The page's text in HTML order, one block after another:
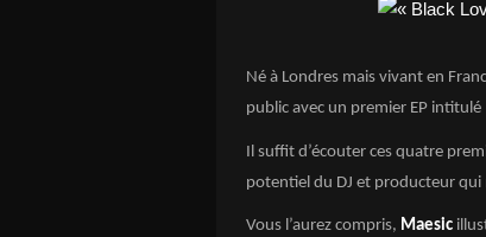
Né à Londres mais vivant en
public avec un premier EP intitulé
Il suffit d’écouter ces quatre
potentiel du DJ et producteur qui
Vous l’aurez compris, Maesic